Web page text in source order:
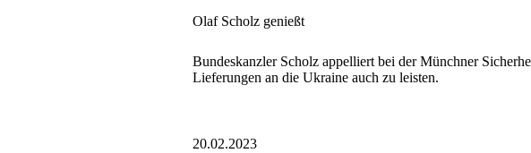
Olaf Scholz genießt
Bundeskanzler Scholz appelliert bei der Münchner
Lieferungen an die Ukraine auch zu leisten.
20.02.2023